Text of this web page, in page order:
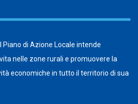
Piano di Azione Locale intende
nelle zone rurali e promuovere la
economiche in tutto il territorio di sua